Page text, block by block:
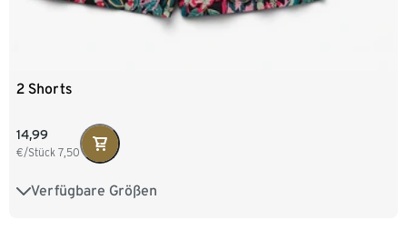
2 Shorts
14,99
€/Stück 7,50
Verfügbare Größen
XS 32/34 S 36/38